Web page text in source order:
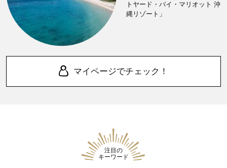
トヤード・バイ・マリオット 沖
縄リゾート」
マイページでチェック！
注目の
キーワード